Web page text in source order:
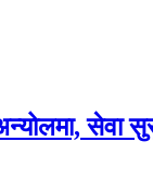
सेवा